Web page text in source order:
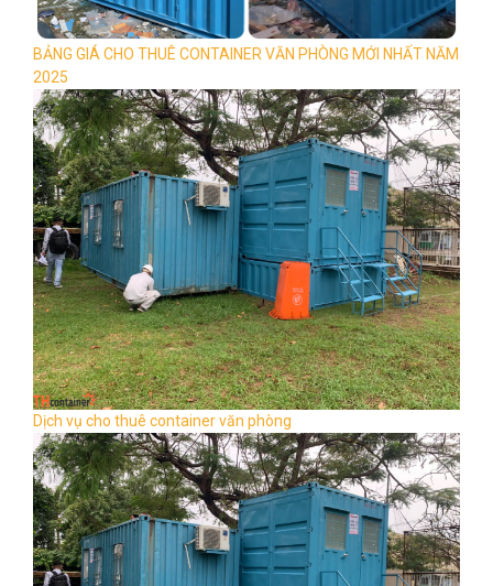
BẢNG GIÁ CHO THUÊ CONTAINER VĂN PHÒNG MỚI NHẤT NĂM
2025
Dịch vụ cho thuê container văn phòng